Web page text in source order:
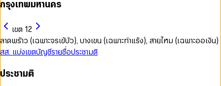
กรุงเทพมหานคร
เขต 12
ลาดพร้าว (เฉพาะจรเข้บัว), บางเขน (เฉพาะท่าแร้ง), สายไหม (เฉพาะออเงิน)
สส. แบ่งเขตบัญชีรายชื่อประชามติ
ประชามติ